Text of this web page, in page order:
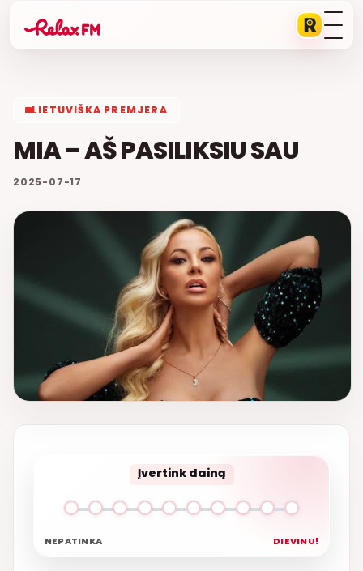
LIETUVIŠKA PREMJERA
MIA – AŠ PASILIKSIU SAU
2025-07-17
Įvertink dainą
NEPATINKA DIEVINU!